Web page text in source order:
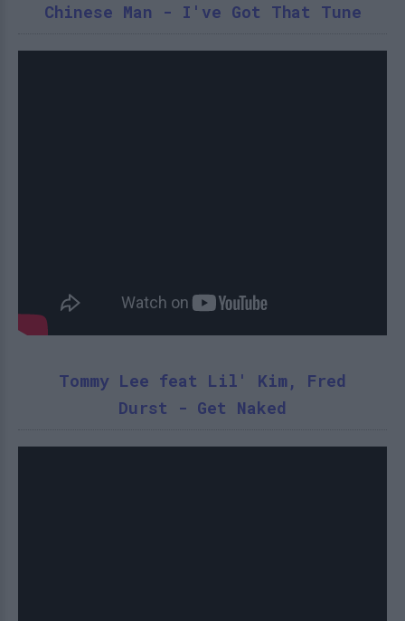
Chinese Man - I've Got That Tune
Tommy Lee feat Lil' Kim, Fred
Durst - Get Naked